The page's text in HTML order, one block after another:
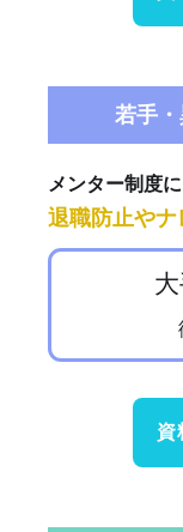
若手
メンター制度
退職防止や
資